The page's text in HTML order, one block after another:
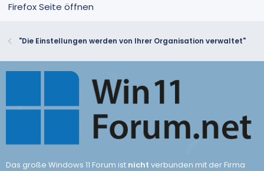
Firefox Seite öffnen
"Die Einstellungen werden von Ihrer Organisation verwaltet"
Das große Windows 11 Forum ist nicht verbunden mit der Firma